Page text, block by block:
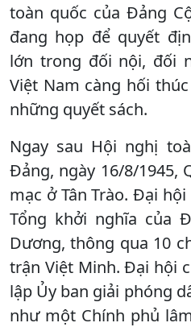
toàn quốc của Đảng
đang họp để quyết
lớn trong đối nội, đối
Việt Nam càng hối
những quyết sách.
Ngay sau Hội nghị
Đảng, ngày 16/8/1945,
mạc ở Tân Trào. Đại
Tổng khởi nghĩa của
Dương, thông qua 10
trận Việt Minh. Đại hội
lập Ủy ban giải phóng
như một Chính phủ